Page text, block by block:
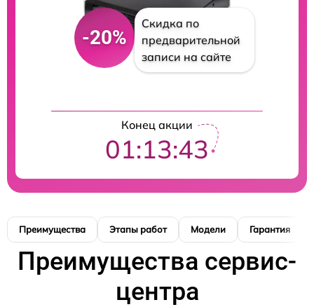
-20%
Скидка по
предварительной
записи на сайте
Конец акции
01:13:42
Преимущества Этапы работ Модели Гарантия
Преимущества сервис-
центра